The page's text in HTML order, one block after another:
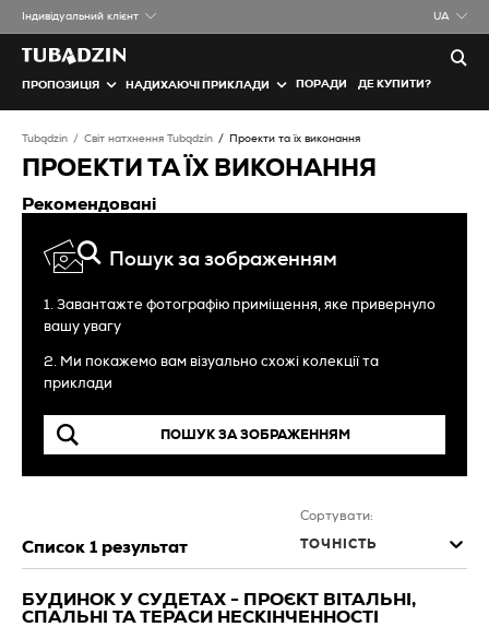
Iндивідуальний клієнт UA
ПРОПОЗИЦІЯ НАДИХАЮЧІ ПРИКЛАДИ ПОРАДИ ДЕ КУПИТИ?
Tubądzin Світ натхнення Tubądzin Проекти та їх виконання
ПРОЕКТИ ТА ЇХ ВИКОНАННЯ
Рекомендовані
Пошук за зображенням
1. Завантажте фотографію приміщення, яке привернуло
вашу увагу
2. Ми покажемо вам візуально схожі колекції та
приклади
ПОШУК ЗА ЗОБРАЖЕННЯМ
Список 1 результат
Сортувати:
ТОЧНІСТЬ
БУДИНОК У СУДЕТАХ - ПРОЄКТ ВІТАЛЬНІ,
СПАЛЬНІ ТА ТЕРАСИ НЕСКІНЧЕННОСТІ